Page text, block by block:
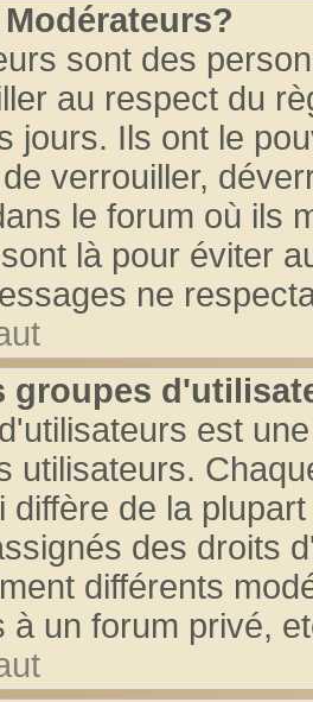
sont des
au respect du
jours. Ils ont le
verrouiller,
le forum où ils
là pour éviter
ne
groupes
est
utilisateurs.
diffère de la
des droits
différents
à un forum privé,